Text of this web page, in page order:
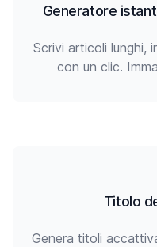
Generatore
Scrivi articoli lunghi,
con un clic.
Titolo
Genera titoli